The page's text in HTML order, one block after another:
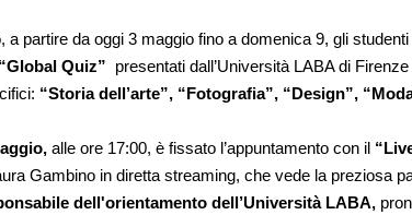
a partire da oggi 3 maggio fino a domenica 9, gli
“Global Quiz” presentati dall’Università LABA di
“Storia dell’arte”, “Fotografia”, “Design”,
alle ore 17:00, è fissato l’appuntamento con il
Gambino in diretta streaming, che vede la preziosa
dell'orientamento dell’Università LABA,